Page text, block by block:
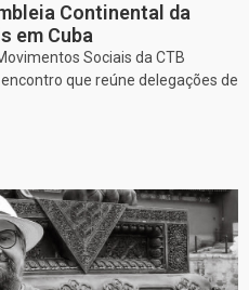
Continental da
em Cuba
Sociais da CTB
que reúne delegações de